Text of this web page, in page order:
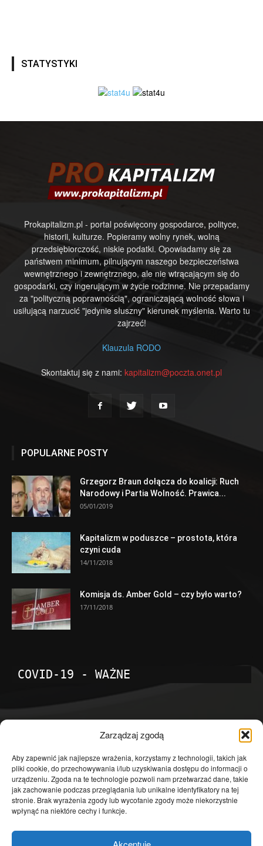
Zarządzaj zgodą
Aby zapewnić jak najlepsze wrażenia, korzystamy z technologii, takich jak
pliki cookie, do przechowywania i/lub uzyskiwania dostępu do informacji o
urządzeniu. Zgoda na te technologie pozwoli nam przetwarzać dane, takie
jak zachowanie podczas przeglądania lub unikalne identyfikatory na tej
stronie. Brak wyrażenia zgody lub wycofanie zgody może niekorzystnie
wpłynąć na niektóre cechy i funkcje.
STATYSTYKI
Prokapitalizm.pl - portal poświęcony gospodarce, polityce,
historii, kulturze. Popieramy wolny rynek, wolną
przedsiębiorczość, niskie podatki. Opowiadamy się za
państwem minimum, pilnującym naszego bezpieczeństwa
wewnętrznego i zewnętrznego, ale nie wtrącającym się do
gospodarki, czy ingerującym w życie rodzinne. Nie przepadamy
za "polityczną poprawnością", ograniczającą wolność słowa i
usiłującą narzucić "jedynie słuszny" kierunek myślenia. Warto tu
zajrzeć!
Klauzula RODO
Skontaktuj się z nami: kapitalizm@poczta.onet.pl
POPULARNE POSTY
Grzegorz Braun dołącza do koalicji: Ruch
Narodowy i Partia Wolność. Prawica...
05/01/2019
Kapitalizm w poduszce – prostota, która
czyni cuda
14/11/2018
Komisja ds. Amber Gold – czy było warto?
17/11/2018
COVID-19 - WAŻNE
Temat dnia
4601
Publicystyka
4363
Polityka
3639
Polska
Społeczeństwo
2823